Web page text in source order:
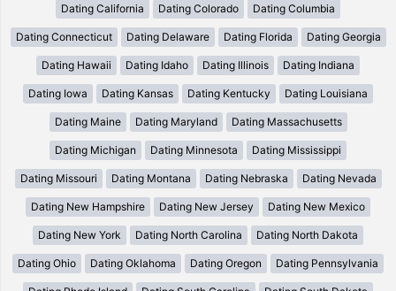
Dating California Dating Colorado Dating Columbia
Dating Connecticut Dating Delaware Dating Florida Dating Georgia
Dating Hawaii Dating Idaho Dating Illinois Dating Indiana
Dating Iowa Dating Kansas Dating Kentucky Dating Louisiana
Dating Maine Dating Maryland Dating Massachusetts
Dating Michigan Dating Minnesota Dating Mississippi
Dating Missouri Dating Montana Dating Nebraska Dating Nevada
Dating New Hampshire Dating New Jersey Dating New Mexico
Dating New York Dating North Carolina Dating North Dakota
Dating Ohio Dating Oklahoma Dating Oregon Dating Pennsylvania